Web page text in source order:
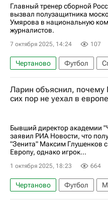
Главный тренер сборной
вызвал полузащитника
Умярова в национальную
журналистов.
7 октября 2025, 14:24 107
Чертаново Футбол
Валерий Карпин
Ларин объяснил, почему
сих пор не уехал в
Бывший директор академии
заявил РИА Новости, что
"Зенита" Максим Глушенков с
Европу, однако игрок...
1 октября 2025, 18:23 664
Чертаново Футбол
Николай Ларин
Зенит